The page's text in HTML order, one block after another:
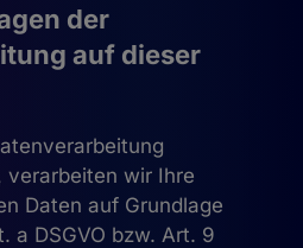
der
auf dieser
verarbeiten wir Ihre
Daten auf Grundlage
a DSGVO bzw. Art. 9